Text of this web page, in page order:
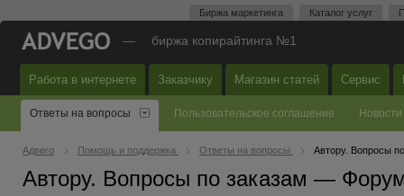
Биржа маркетинга Каталог услуг
— биржа копирайтинга №1
Работа в интернете Заказчику Магазин статей Сервис
Ответы на вопросы Пользовательское соглашение Новости
Адвего Помощь и поддержка Ответы на вопросы Автору. Вопросы
Автору. Вопросы по заказам —